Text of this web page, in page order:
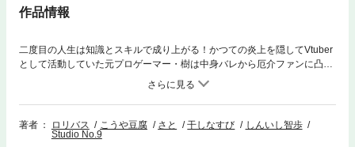
作品情報
二度目の人生は知識とスキルで成り上がる！かつての炎上を隠してVtuber
として活動していた元プロゲーマー・樹は中身バレから厄介ファンに凸撃
され、不慮の事故で意識を失う。目を覚ますとそこは10年前の世界、超人
気VRMMO『メタセンス』の配信開始直後だ！ここなら過去を隠す必要も
ない。二周目知識とプレイスキルがあればゲーマーとしても配信者として
も成り上がるのは楽勝だ！俺は……メタセンスの頂点に立つ！
著者 ロリバス こうや豆腐 さと 干しなすび
しんいし智歩
Studio No.9